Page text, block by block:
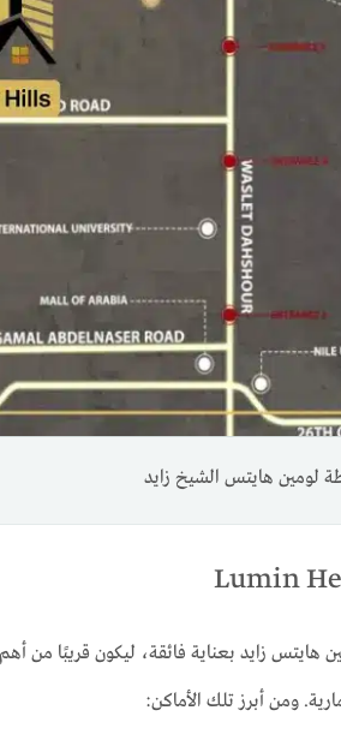
لومين هايتس الشيخ زايد
زايد بعناية فائقة، ليكون قريبًا من أهم
ومن أبرز تلك الأماكن: